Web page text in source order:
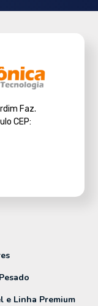
Faz.
CEP:
e Linha Premium